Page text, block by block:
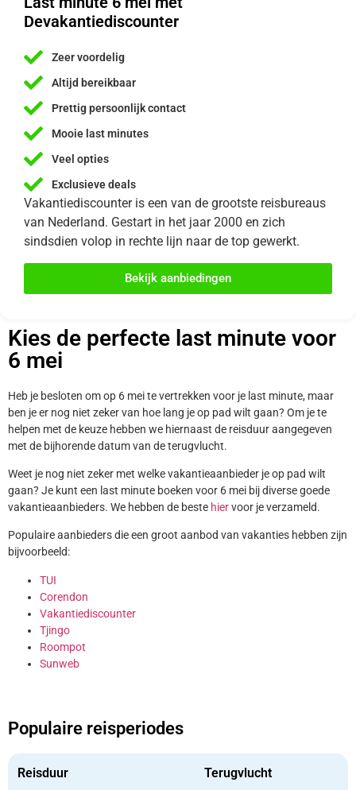
Devakantiediscounter
Zeer voordelig
Altijd bereikbaar
Prettig persoonlijk contact
Mooie last minutes
Veel opties
Exclusieve deals
Vakantiediscounter is een van de grootste reisbureaus
van Nederland. Gestart in het jaar 2000 en zich
sindsdien volop in rechte lijn naar de top gewerkt.
Bekijk aanbiedingen
Kies de perfecte last minute voor
6 mei
Heb je besloten om op 6 mei te vertrekken voor je last minute, maar
ben je er nog niet zeker van hoe lang je op pad wilt gaan? Om je te
helpen met de keuze hebben we hiernaast de reisduur aangegeven
met de bijhorende datum van de terugvlucht.
Weet je nog niet zeker met welke vakantieaanbieder je op pad wilt
gaan? Je kunt een last minute boeken voor 6 mei bij diverse goede
vakantieaanbieders. We hebben de beste hiervoor je verzameld.
Populaire aanbieders die een groot aanbod van vakanties hebben zijn
bijvoorbeeld:
TUI
Corendon
Vakantiediscounter
Tjingo
Roompot
Sunweb
Populaire reisperiodes
Reisduur Terugvlucht